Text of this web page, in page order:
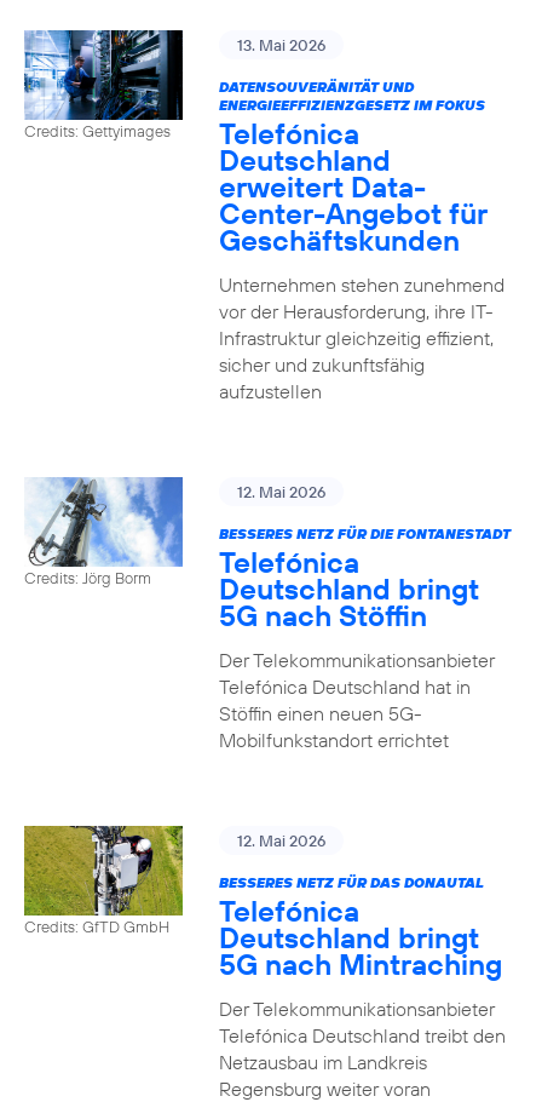
Credits: Gettyimages
13. Mai 2026
DATENSOUVERÄNITÄT UND
ENERGIEEFFIZIENZGESETZ IM FOKUS
Telefónica
Deutschland
erweitert Data-
Center-Angebot für
Geschäftskunden
Unternehmen stehen zunehmend
vor der Herausforderung, ihre IT-
Infrastruktur gleichzeitig effizient,
sicher und zukunftsfähig
aufzustellen
Credits: Jörg Borm
12. Mai 2026
BESSERES NETZ FÜR DIE FONTANESTADT
Telefónica
Deutschland bringt
5G nach Stöffin
Der Telekommunikationsanbieter
Telefónica Deutschland hat in
Stöffin einen neuen 5G-
Mobilfunkstandort errichtet
Credits: GfTD GmbH
12. Mai 2026
BESSERES NETZ FÜR DAS DONAUTAL
Telefónica
Deutschland bringt
5G nach Mintraching
Der Telekommunikationsanbieter
Telefónica Deutschland treibt den
Netzausbau im Landkreis
Regensburg weiter voran